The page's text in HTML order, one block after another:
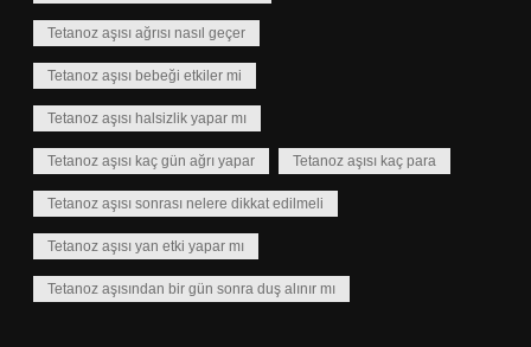
Tetanoz aşısı ağrısı nasıl geçer
Tetanoz aşısı bebeği etkiler mi
Tetanoz aşısı halsizlik yapar mı
Tetanoz aşısı kaç gün ağrı yapar Tetanoz aşısı kaç para
Tetanoz aşısı sonrası nelere dikkat edilmeli
Tetanoz aşısı yan etki yapar mı
Tetanoz aşısından bir gün sonra duş alınır mı